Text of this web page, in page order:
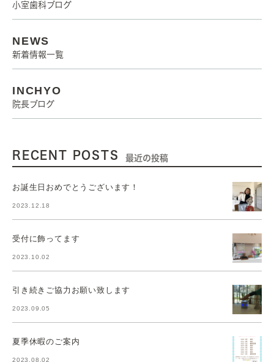
小室歯科ブログ
NEWS
新着情報一覧
INCHYO
院長ブログ
RECENT POSTS 最近の投稿
お誕生日おめでとうございます！
2023.12.18
受付に飾ってます
2023.10.02
引き続きご協力お願い致します
2023.09.05
夏季休暇のご案内
2023.08.02